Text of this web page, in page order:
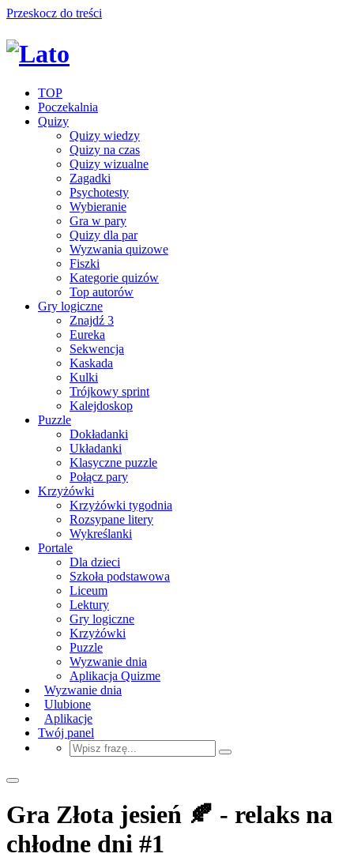
Przeskocz do treści
TOP
Poczekalnia
Quizy
Quizy wiedzy
Quizy na czas
Quizy wizualne
Zagadki
Psychotesty
Wybieranie
Gra w pary
Quizy dla par
Wyzwania quizowe
Fiszki
Kategorie quizów
Top autorów
Gry logiczne
Znajdź 3
Eureka
Sekwencja
Kaskada
Kulki
Trójkowy sprint
Kalejdoskop
Puzzle
Dokładanki
Układanki
Klasyczne puzzle
Połącz pary
Krzyżówki
Krzyżówki tygodnia
Rozsypane litery
Wykreślanki
Portale
Dla dzieci
Szkoła podstawowa
Liceum
Lektury
Gry logiczne
Krzyżówki
Puzzle
Wyzwanie dnia
Aplikacja Quizme
Wyzwanie dnia
Ulubione
Aplikacje
Twój panel
Gra Złota jesień 🍂 - relaks na
chłodne dni #1